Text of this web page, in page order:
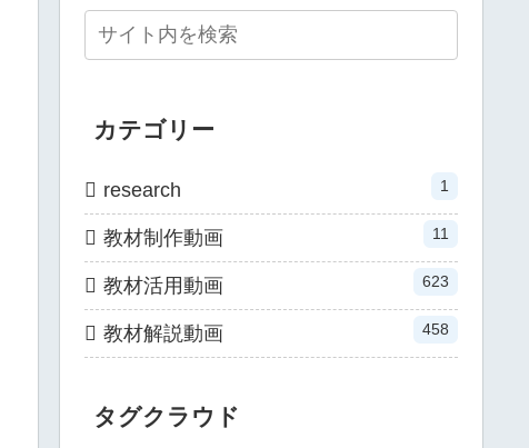
カテゴリー
research 1
教材制作動画 11
教材活用動画 623
教材解説動画 458
タグクラウド